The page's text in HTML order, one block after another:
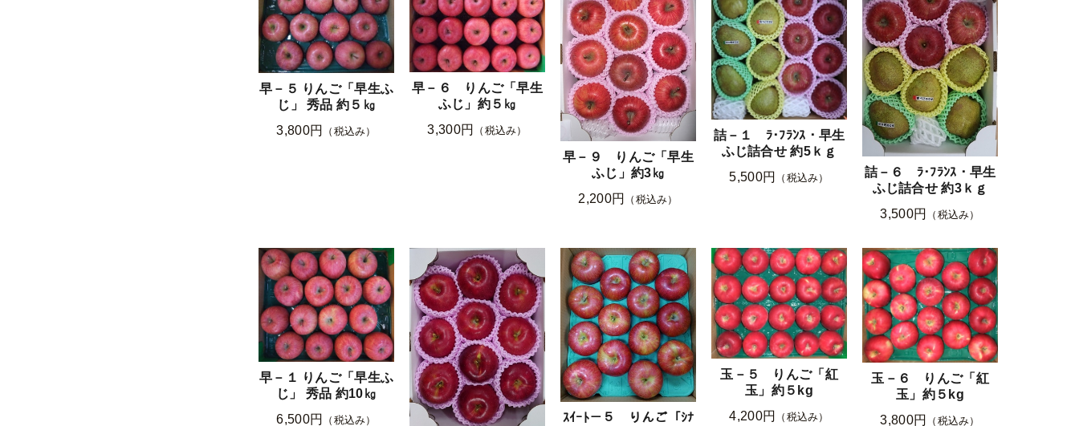
早－５ りんご「早生ふ
じ」 秀品 約５㎏
3,800円
（税込み）
早－６ りんご「早生
ふじ」約５㎏
3,300円
（税込み）
早－９ りんご「早生
ふじ」約3㎏
2,200円
（税込み）
詰－１ ﾗ･ﾌﾗﾝｽ・早生
ふじ詰合せ 約5ｋｇ
5,500円
（税込み）
詰－６ ﾗ･ﾌﾗﾝｽ・早生
ふじ詰合せ 約3ｋｇ
3,500円
（税込み）
早－１ りんご「早生ふ
じ」 秀品 約10㎏
6,500円
（税込み）
ｽｲｰﾄ－５ りんご「ｼﾅ
玉－５ りんご「紅
玉」約５kg
4,200円
（税込み）
玉－６ りんご「紅
玉」約５kg
3,800円
（税込み）